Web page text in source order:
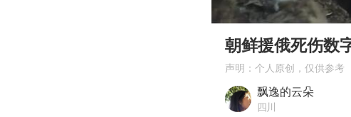
老
00:00
朝鲜援俄死伤数
声明：个人原创，仅供参考
飘逸的云朵
四川